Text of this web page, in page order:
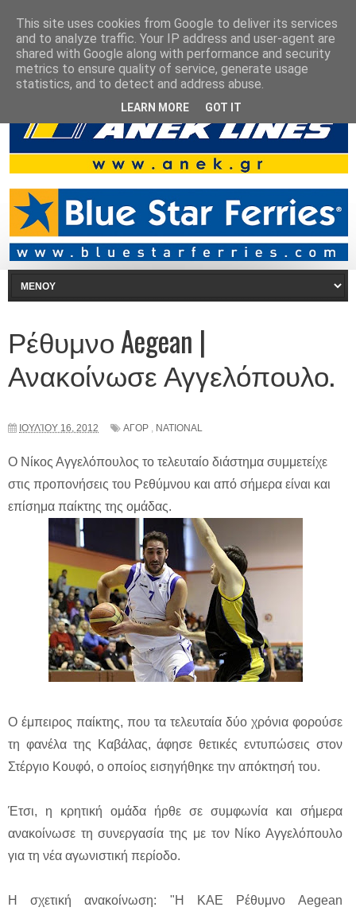
Ρέθυμνο Aegean |
Ανακοίνωσε Αγγελόπουλο.
ΙΟΥΛΊΟΥ 16, 2012 ΑΓΟΡ , NATIONAL
Ο Νίκος Αγγελόπουλος το τελευταίο διάστημα συμμετείχε
στις προπονήσεις του Ρεθύμνου και από σήμερα είναι και
επίσημα παίκτης της ομάδας.
Ο έμπειρος παίκτης, που τα τελευταία δύο χρόνια φορούσε
τη φανέλα της Καβάλας, άφησε θετικές εντυπώσεις στον
Στέργιο Κουφό, ο οποίος εισηγήθηκε την απόκτησή του.
Έτσι, η κρητική ομάδα ήρθε σε συμφωνία και σήμερα
ανακοίνωσε τη συνεργασία της με τον Νίκο Αγγελόπουλο
για τη νέα αγωνιστική περίοδο.
Η σχετική ανακοίνωση: "Η ΚΑΕ Ρέθυμνο Aegean
This site uses cookies from Google to deliver its services
and to analyze traffic. Your IP address and user-agent are
shared with Google along with performance and security
metrics to ensure quality of service, generate usage
statistics, and to detect and address abuse.
LEARN MORE GOT IT